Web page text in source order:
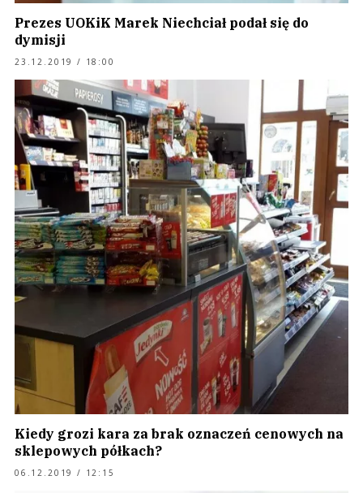
Prezes UOKiK Marek Niechciał podał się do
dymisji
23.12.2019 / 18:00
Kiedy grozi kara za brak oznaczeń cenowych na
sklepowych półkach?
06.12.2019 / 12:15